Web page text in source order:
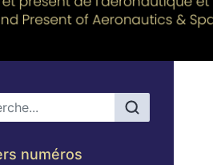
principal
numéros